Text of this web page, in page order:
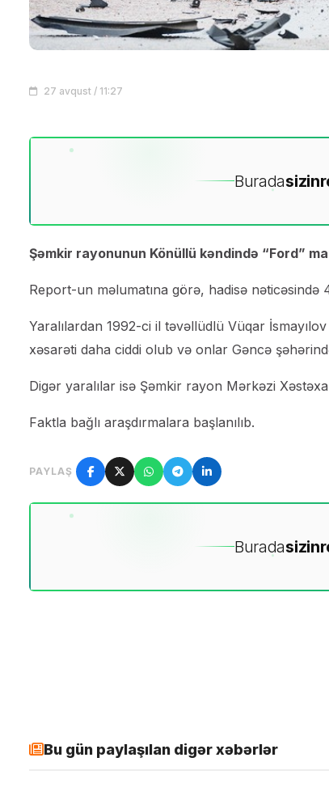
27 avqust / 11:27
Buradasizin
Şəmkir rayonunun Könüllü kəndində “Ford”
Report-un məlumatına görə, hadisə nəticəsində
Yaralılardan 1992-ci il təvəllüdlü Vüqar
xəsarəti daha ciddi olub və onlar Gəncə
Digər yaralılar isə Şəmkir rayon Mərkəzi
Faktla bağlı araşdırmalara başlanılıb.
PAYLAŞ
Buradasizin
Bu gün paylaşılan digər xəbərlər